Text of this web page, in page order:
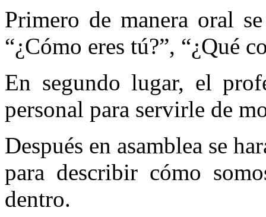
Primero de manera oral
“¿Cómo eres tú?”, “¿Qué
En segundo lugar, el
personal para servirle de
Después en asamblea se
para describir cómo
dentro.